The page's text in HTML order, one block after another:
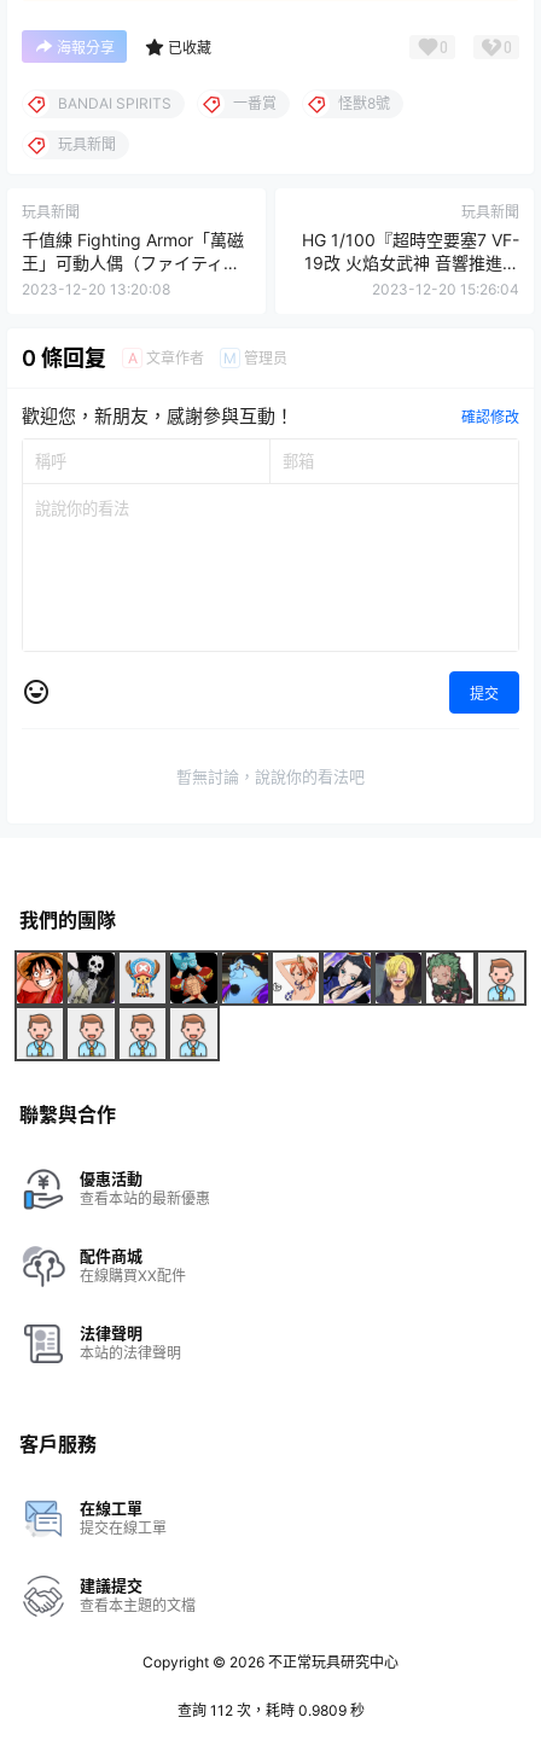
海報分享 已收藏 0 0
BANDAI SPIRITS 一番賞 怪獸8號
玩具新聞
玩具新聞
千值練 Fighting Armor「萬磁
王」可動人偶（ファイティン
グアーマー マグニートー）
2023-12-20 13:20:08
玩具新聞
HG 1/100『超時空要塞7 VF-
19改 火焰女武神 音響推進器
裝備』簡易變形機構再現三段
2023-12-20 15:26:04
0 條回复 A 文章作者 M 管理员
歡迎您，新朋友，感謝參與互動！ 確認修改
提交
暫無討論，說說你的看法吧
我們的團隊
聯繫與合作
優惠活動
查看本站的最新優惠
配件商城
在線購買XX配件
法律聲明
本站的法律聲明
客戶服務
在線工單
提交在線工單
建議提交
查看本主題的文檔
Copyright © 2026 不正常玩具研究中心
查詢 112 次，耗時 0.9809 秒